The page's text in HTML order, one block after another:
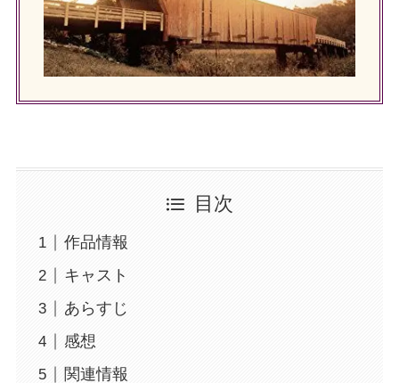
目次
作品情報
キャスト
あらすじ
感想
関連情報